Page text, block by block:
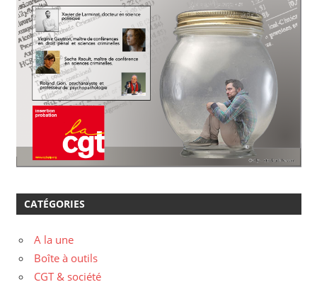
CATÉGORIES
A la une
Boîte à outils
CGT & société